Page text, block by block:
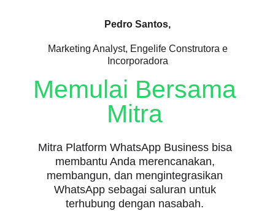
Pedro Santos,
Marketing Analyst, Engelife Construtora e
Incorporadora
Memulai Bersama
Mitra
Mitra Platform WhatsApp Business bisa
membantu Anda merencanakan,
membangun, dan mengintegrasikan
WhatsApp sebagai saluran untuk
terhubung dengan nasabah.